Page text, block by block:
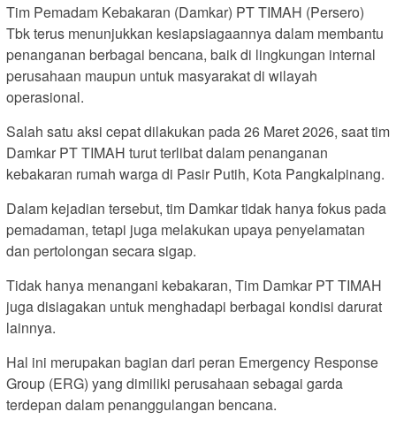
Tim Pemadam Kebakaran (Damkar) PT TIMAH (Persero)
Tbk terus menunjukkan kesiapsiagaannya dalam membantu
penanganan berbagai bencana, baik di lingkungan internal
perusahaan maupun untuk masyarakat di wilayah
operasional.
Salah satu aksi cepat dilakukan pada 26 Maret 2026, saat tim
Damkar PT TIMAH turut terlibat dalam penanganan
kebakaran rumah warga di Pasir Putih, Kota Pangkalpinang.
Dalam kejadian tersebut, tim Damkar tidak hanya fokus pada
pemadaman, tetapi juga melakukan upaya penyelamatan
dan pertolongan secara sigap.
Tidak hanya menangani kebakaran, Tim Damkar PT TIMAH
juga disiagakan untuk menghadapi berbagai kondisi darurat
lainnya.
Hal ini merupakan bagian dari peran Emergency Response
Group (ERG) yang dimiliki perusahaan sebagai garda
terdepan dalam penanggulangan bencana.